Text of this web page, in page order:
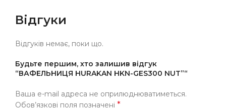
Відгуки
Відгуків немає, поки що.
Будьте першим, хто залишив відгук
“ВАФЕЛЬНИЦЯ HURAKAN HKN-GES300 NUT”“
Ваша e-mail адреса не оприлюднюватиметься.
Обов’язкові поля позначені *